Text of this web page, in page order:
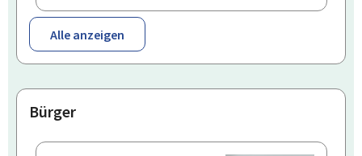
Alle anzeigen
Bürger